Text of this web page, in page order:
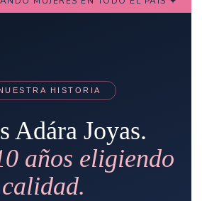
HISTORIA
Adára Joyas.
años eligiendo
calidad.